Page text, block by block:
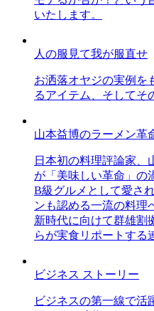
いたします。
人の服見て我が服直せ
お洒落オヤジの実例を
るアイテム、そしてそ
山本益博のラーメン革
日本初の料理評論家、
が「美味しい革命」の
B級グルメとして愛さ
ンも認める一流の料理
新時代に向けて群雄割
らが実食リポートする
ビジネス ストーリー
ビジネスの第一線で活